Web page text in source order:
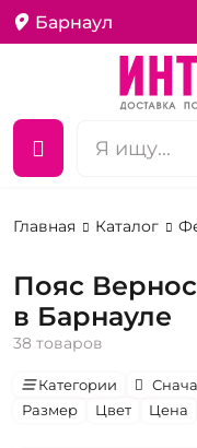
Барнаул
Главная Каталог
Пояс
в Барнауле
38 товаров
Категории
Размер
Цвет Цена